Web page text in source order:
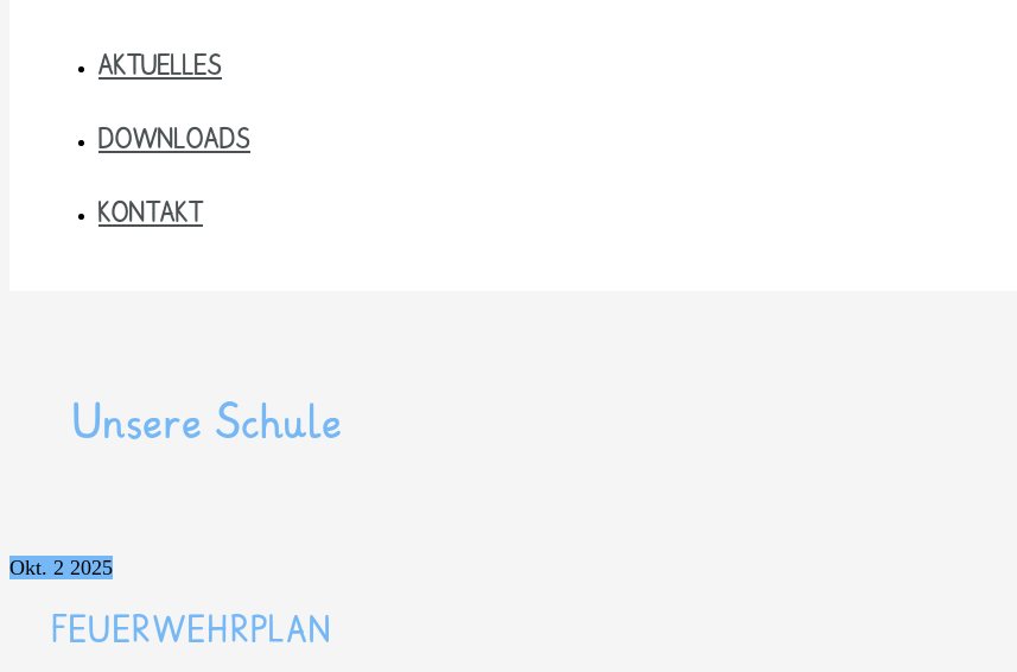
AKTUELLES
DOWNLOADS
KONTAKT
Unsere Schule
Okt. 2 2025
FEUERWEHRPLAN